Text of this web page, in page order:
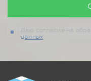
Даю согласие на
данных